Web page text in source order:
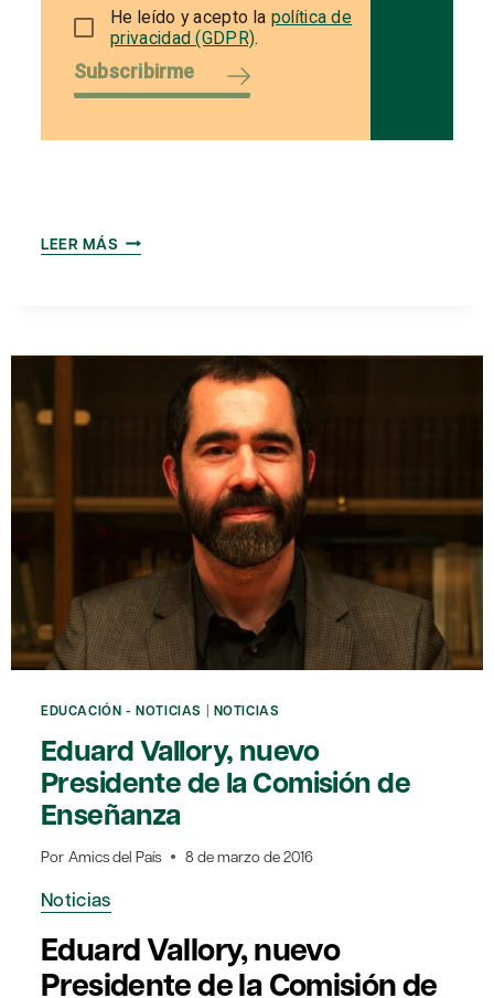
He leído y acepto la política de
privacidad (GDPR).
Subscribirme
LEER MÁS AMICS
EDUCACIÓN
SIGLO
XIX
EDUCACIÓN - NOTICIAS | NOTICIAS
Eduard Vallory, nuevo
Presidente de la Comisión de
Enseñanza
Por Amics del País 8 de marzo de 2016
Noticias
Eduard Vallory, nuevo
Presidente de la Comisión de